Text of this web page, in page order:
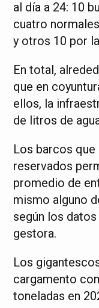
al día a 24: 10
cuatro
y otros 10 por
En total,
que en
ellos, la
de litros de
Los barcos
reservados
promedio de
mismo alguno
según los
gestora.
Los
cargamento
toneladas en